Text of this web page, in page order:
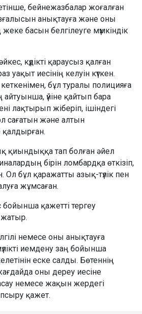
бейнежазбалар жоғалған
анықтауға және оны
басын белгілеуге мүмкіндік
күдікті қараусыз қалған
уақыт иесінің келуін күткен.
бұл туралы полицияға
айтуынша, үйіне қайтып бара
лақтырып жіберіп, ішіндегі
сағатын және алтын
қалдырған.
қиындыққа тап болған әйел
бірін ломбардқа өткізіп,
Ол бұл қаражатты азық-түлік пен
жұмсаған.
қажетті тергеу
жатыр.
немесе оны анықтауға
иемдену заң бойынша
еске салды. Бөтеннің
оны дереу иесіне
немесе жақын жердегі
қажет.